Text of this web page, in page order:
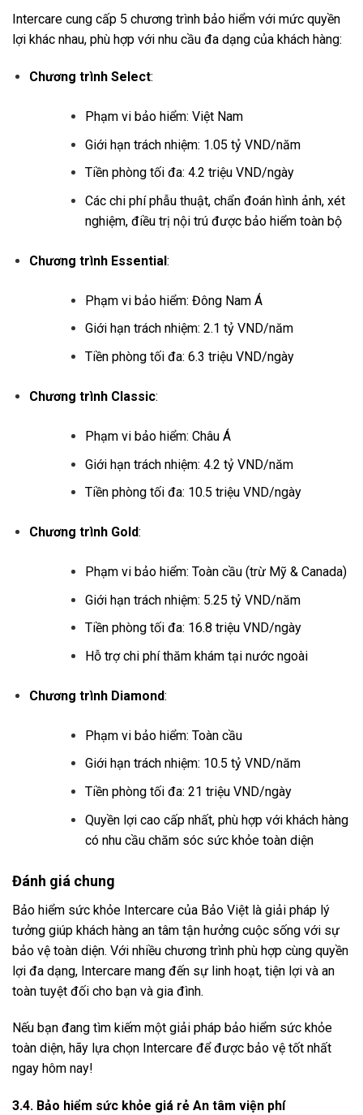
Intercare cung cấp 5 chương trình bảo hiểm với mức quyền
lợi khác nhau, phù hợp với nhu cầu đa dạng của khách hàng:
Chương trình Select:
Phạm vi bảo hiểm: Việt Nam
Giới hạn trách nhiệm: 1.05 tỷ VND/năm
Tiền phòng tối đa: 4.2 triệu VND/ngày
Các chi phí phẫu thuật, chẩn đoán hình ảnh, xét
nghiệm, điều trị nội trú được bảo hiểm toàn bộ
Chương trình Essential:
Phạm vi bảo hiểm: Đông Nam Á
Giới hạn trách nhiệm: 2.1 tỷ VND/năm
Tiền phòng tối đa: 6.3 triệu VND/ngày
Chương trình Classic:
Phạm vi bảo hiểm: Châu Á
Giới hạn trách nhiệm: 4.2 tỷ VND/năm
Tiền phòng tối đa: 10.5 triệu VND/ngày
Chương trình Gold:
Phạm vi bảo hiểm: Toàn cầu (trừ Mỹ & Canada)
Giới hạn trách nhiệm: 5.25 tỷ VND/năm
Tiền phòng tối đa: 16.8 triệu VND/ngày
Hỗ trợ chi phí thăm khám tại nước ngoài
Chương trình Diamond:
Phạm vi bảo hiểm: Toàn cầu
Giới hạn trách nhiệm: 10.5 tỷ VND/năm
Tiền phòng tối đa: 21 triệu VND/ngày
Quyền lợi cao cấp nhất, phù hợp với khách hàng
có nhu cầu chăm sóc sức khỏe toàn diện
Đánh giá chung
Bảo hiểm sức khỏe Intercare của Bảo Việt là giải pháp lý
tưởng giúp khách hàng an tâm tận hưởng cuộc sống với sự
bảo vệ toàn diện. Với nhiều chương trình phù hợp cùng quyền
lợi đa dạng, Intercare mang đến sự linh hoạt, tiện lợi và an
toàn tuyệt đối cho bạn và gia đình.
Nếu bạn đang tìm kiếm một giải pháp bảo hiểm sức khỏe
toàn diện, hãy lựa chọn Intercare để được bảo vệ tốt nhất
ngay hôm nay!
3.4. Bảo hiểm sức khỏe giá rẻ An tâm viện phí